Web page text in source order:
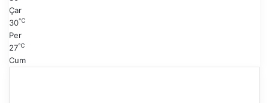
Çar
30℃
Per
27℃
Cum